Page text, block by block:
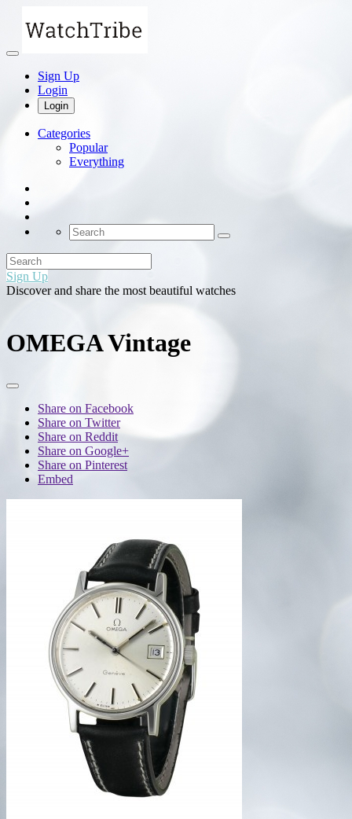
Sign Up
Login
Login
Categories
Popular
Everything
Sign Up
Discover and share the most beautiful watches
OMEGA Vintage
Share on Facebook
Share on Twitter
Share on Reddit
Share on Google+
Share on Pinterest
Embed